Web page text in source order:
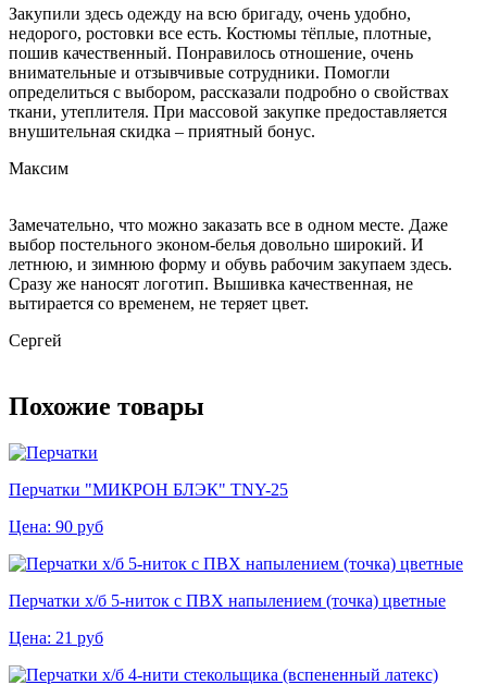
Закупили здесь одежду на всю бригаду, очень удобно,
недорого, ростовки все есть. Костюмы тёплые, плотные,
пошив качественный. Понравилось отношение, очень
внимательные и отзывчивые сотрудники. Помогли
определиться с выбором, рассказали подробно о свойствах
ткани, утеплителя. При массовой закупке предоставляется
внушительная скидка – приятный бонус.
Максим
Замечательно, что можно заказать все в одном месте. Даже
выбор постельного эконом-белья довольно широкий. И
летнюю, и зимнюю форму и обувь рабочим закупаем здесь.
Сразу же наносят логотип. Вышивка качественная, не
вытирается со временем, не теряет цвет.
Сергей
Похожие товары
Перчатки "МИКРОН БЛЭК" TNY-25
Цена: 90 руб
Перчатки х/б 5-ниток с ПВХ напылением (точка) цветные
Цена: 21 руб